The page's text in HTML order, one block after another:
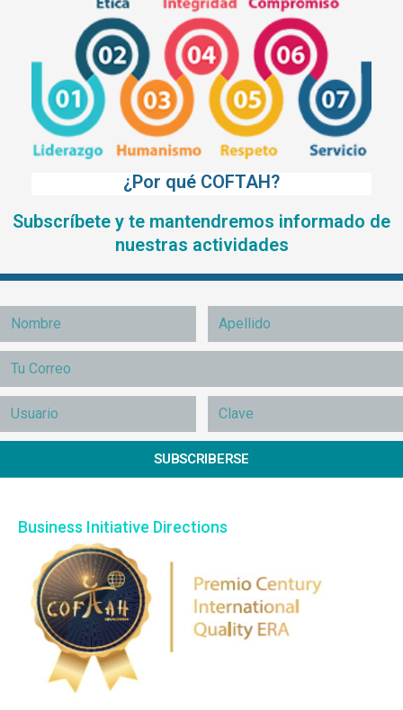
¿Por qué COFTAH?
Subscríbete y te mantendremos informado de
nuestras actividades
SUBSCRIBERSE
Business Initiative Directions